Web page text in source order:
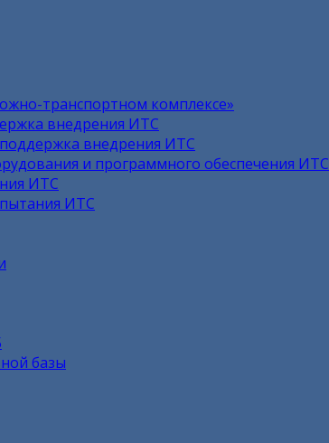
транспортном комплексе»
внедрения ИТС
внедрения ИТС
и программного обеспечения ИТС
ИТС
ИТС
базы